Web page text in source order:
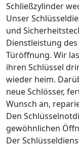
Schließzylinder
Unser
und
Dienstleistung
Türöffnung. Wir
ihren Schlüssel
wieder heim.
neue Schlösser,
Wunsch an,
Den
gewöhnlichen
Der